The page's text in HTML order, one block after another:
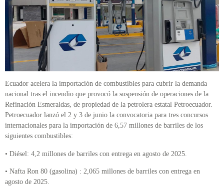
Ecuador acelera la importación de combustibles para cubrir la demanda
nacional tras el incendio que provocó la suspensión de operaciones de la
Refinación Esmeraldas, de propiedad de la petrolera estatal Petroecuador.
Petroecuador lanzó el 2 y 3 de junio la convocatoria para tres concursos
internacionales para la importación de 6,57 millones de barriles de los
siguientes combustibles:
• Diésel: 4,2 millones de barriles con entrega en agosto de 2025.
• Nafta Ron 80 (gasolina) : 2,065 millones de barriles con entrega en
agosto de 2025.